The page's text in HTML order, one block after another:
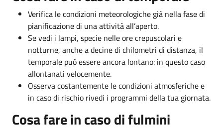
Verifica le condizioni meteorologiche già nella fase di
pianificazione di una attività all’aperto.
Se vedi i lampi, specie nelle ore crepuscolari e
notturne, anche a decine di chilometri di distanza, il
temporale può essere ancora lontano: in questo caso
allontanati velocemente.
Osserva costantemente le condizioni atmosferiche e
in caso di rischio rivedi i programmi della tua giornata.
Cosa fare in caso di fulmini